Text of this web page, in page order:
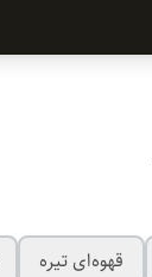
قهوه‌ای تیره